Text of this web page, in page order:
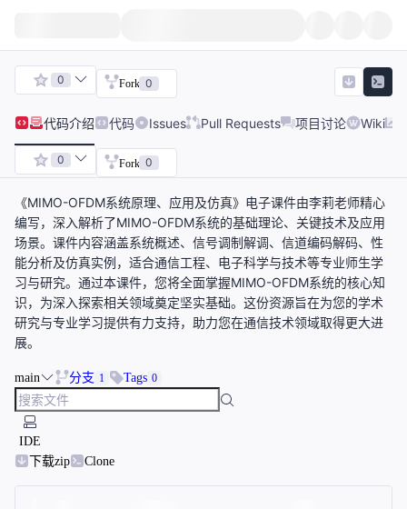
0 Fork 0
代码介绍 代码 Issues Pull Requests 项目讨论 Wiki
0 Fork 0
《MIMO-OFDM系统原理、应用及仿真》电子课件由李莉老师精心
编写，深入解析了MIMO-OFDM系统的基础理论、关键技术及应用
场景。课件内容涵盖系统概述、信号调制解调、信道编码解码、性
能分析及仿真实例，适合通信工程、电子科学与技术等专业师生学
习与研究。通过本课件，您将全面掌握MIMO-OFDM系统的核心知
识，为深入探索相关领域奠定坚实基础。这份资源旨在为您的学术
研究与专业学习提供有力支持，助力您在通信技术领域取得更大进
展。
main 分支 1 Tags 0
IDE
下载zip
Clone